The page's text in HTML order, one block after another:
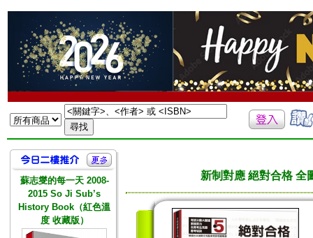
蘇志燮的每一天 2008-
2015 So Ji Sub’s
History Book（紅色溫
度 收藏版）
新制對應 絕對合格 全